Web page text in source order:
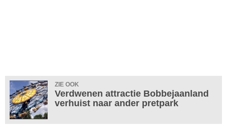
ZIE OOK
Verdwenen attractie Bobbejaanland
verhuist naar ander pretpark